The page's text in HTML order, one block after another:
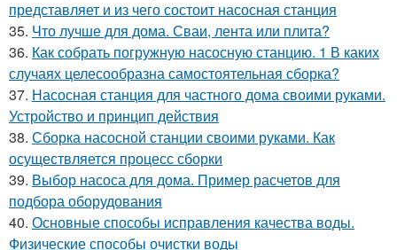
представляет и из чего состоит насосная станция
35. Что лучше для дома. Сваи, лента или плита?
36. Как собрать погружную насосную станцию. 1 В каких
случаях целесообразна самостоятельная сборка?
37. Насосная станция для частного дома своими руками.
Устройство и принцип действия
38. Сборка насосной станции своими руками. Как
осуществляется процесс сборки
39. Выбор насоса для дома. Пример расчетов для
подбора оборудования
40. Основные способы исправления качества воды.
Физические способы очистки воды